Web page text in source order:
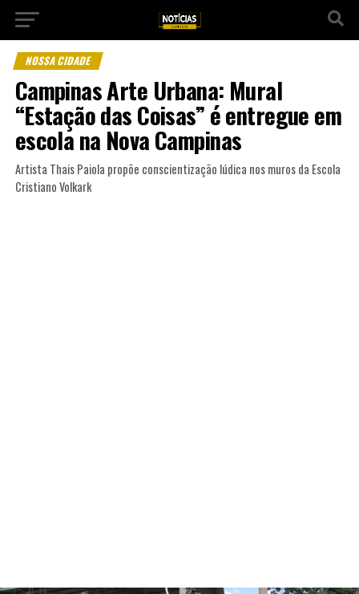
NOSSA CIDADE
Campinas Arte Urbana: Mural
“Estação das Coisas” é entregue em
escola na Nova Campinas
Artista Thais Paiola propõe conscientização lúdica nos muros da Escola
Cristiano Volkark